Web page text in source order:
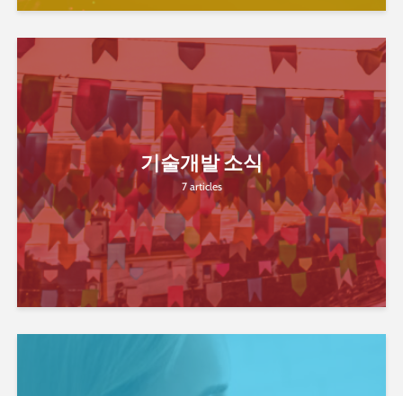
기술개발 소식
7 articles